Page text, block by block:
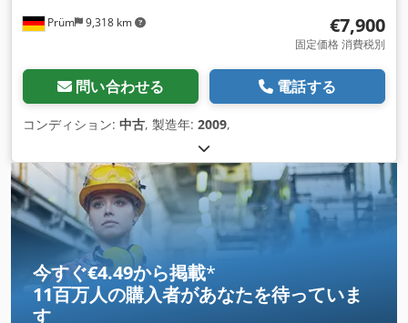
Prüm 9,318 km €7,900
固定価格 消費税別
問い合わせる 電話する
コンディション: 中古, 製造年: 2009,
今すぐ€4.49から掲載*
11百万人の購入者があなたを待っていま
す